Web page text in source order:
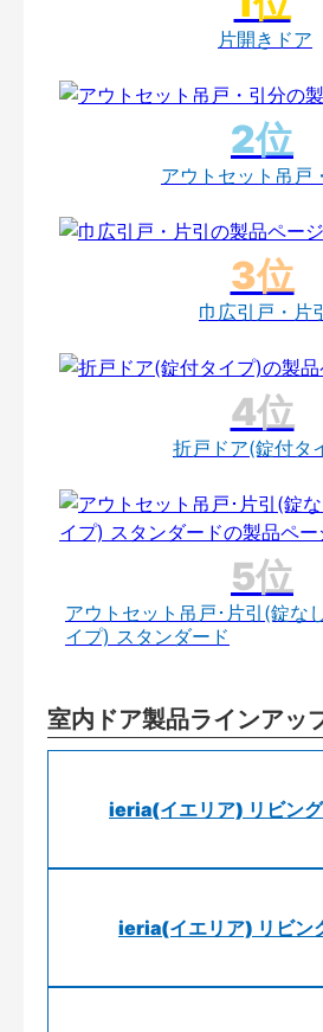
片開きドア
アウトセット吊戸
巾広引戸・片
折戸ドア(錠付タ
アウトセット吊戸･片引(錠な
イプ) スタンダード
室内ドア製品ラインアッ
ieria(イエリア) リビン
ieria(イエリア) リビン